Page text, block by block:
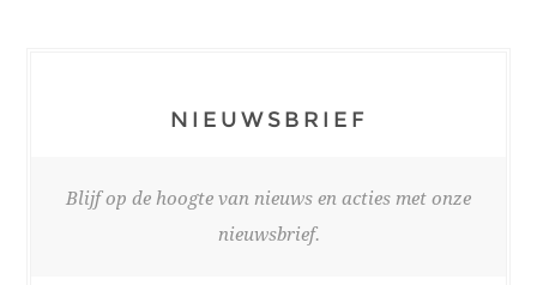
NIEUWSBRIEF
Blijf op de hoogte van nieuws en acties met onze
nieuwsbrief.